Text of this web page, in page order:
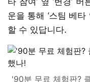
운을 통해 ‘스팀 베
할 수 있답니다.
'90분 무료 체험판?